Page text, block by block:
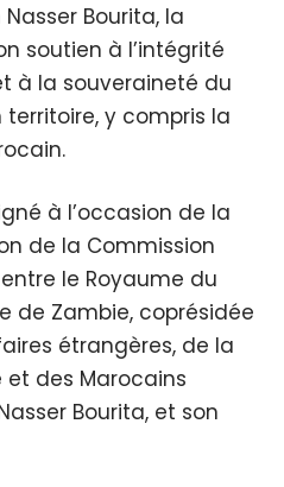
Bourita, la
soutien à l’intégrité
à la souveraineté du
y compris la
à l’occasion de la
de la Commission
le Royaume du
de Zambie, coprésidée
étrangères, de la
des Marocains
Bourita, et son